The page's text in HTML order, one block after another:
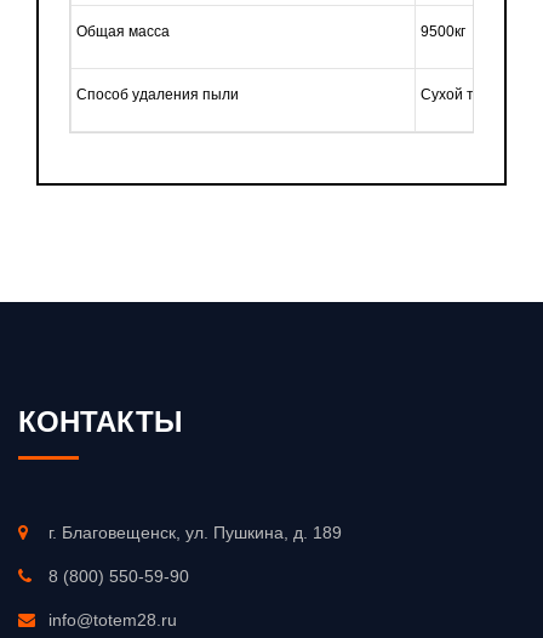
Общая масса 9500кг
Способ удаления пыли Сухой тип
КОНТАКТЫ
г. Благовещенск, ул. Пушкина, д. 189
8 (800) 550-59-90
info@totem28.ru